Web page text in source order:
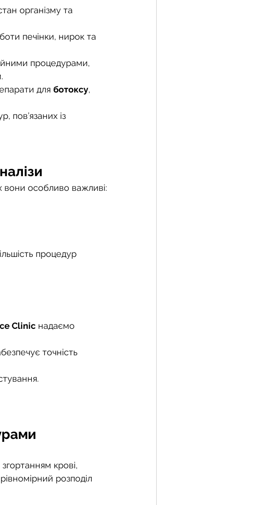
організму та
печінки, нирок та
процедурами,
для ботоксу,
пов’язаних із
вони особливо важливі:
процедур
Clinic надаємо
точність
крові,
розподіл